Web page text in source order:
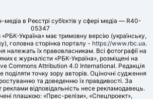
медіа в Реєстрі суб’єктів у сфері медіа — R40-
05347
Україна» має тримовну версію (українську,
головна сторінка порталу - https://www.rbc.ua.
належать їх правовласникам. Всі фотографії на
є журналісти «РБК-Україна», розміщені на
Commons Attribution 4.0 International. Редакція
точку зору авторів. Оціночні судження
та доведенню їх правдивості. За
реклами відповідальність несе рекламодавець.
плашкою: «Прес-релізи», «Спецпроект»,